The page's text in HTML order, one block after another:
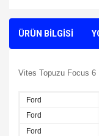
ÜRÜN BİLGİSİ
Vites Topuzu Focus 6
Ford
Ford
Ford